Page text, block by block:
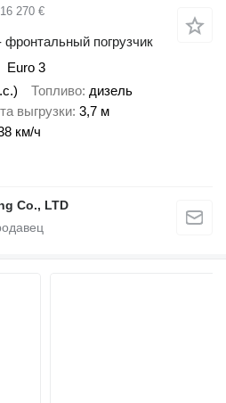
270 €
фронтальный погрузчик
Euro 3
Топливо дизель
выгрузки 3,7 м
км/ч
Co., LTD